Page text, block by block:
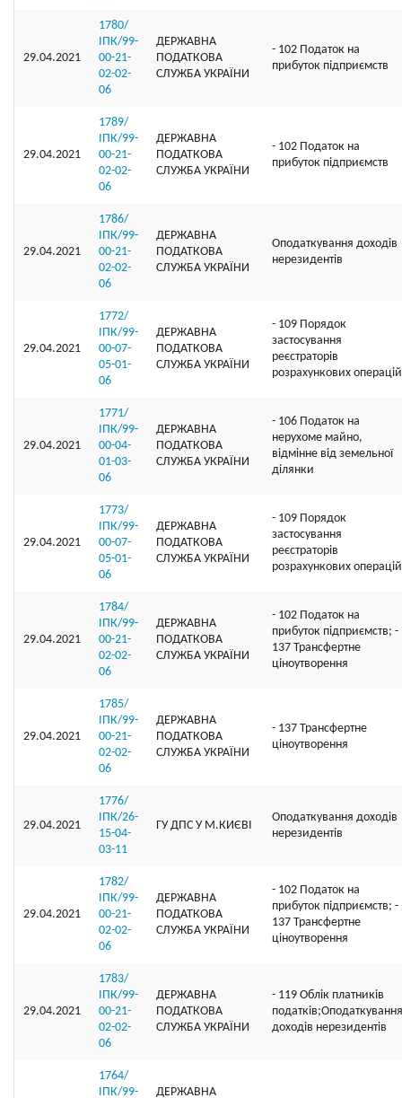
29.04.2021
1780/
ІПК/99-
00-21-
02-02-
06
ДЕРЖАВНА
ПОДАТКОВА
СЛУЖБА УКРАЇНИ
- 102 Податок на
прибуток підприємств
29.04.2021
1789/
ІПК/99-
00-21-
02-02-
06
ДЕРЖАВНА
ПОДАТКОВА
СЛУЖБА УКРАЇНИ
- 102 Податок на
прибуток підприємств
29.04.2021
1786/
ІПК/99-
00-21-
02-02-
06
ДЕРЖАВНА
ПОДАТКОВА
СЛУЖБА УКРАЇНИ
Оподаткування доходів
нерезидентів
29.04.2021
1772/
ІПК/99-
00-07-
05-01-
06
ДЕРЖАВНА
ПОДАТКОВА
СЛУЖБА УКРАЇНИ
- 109 Порядок
застосування
реєстраторів
розрахункових операцій
29.04.2021
1771/
ІПК/99-
00-04-
01-03-
06
ДЕРЖАВНА
ПОДАТКОВА
СЛУЖБА УКРАЇНИ
- 106 Податок на
нерухоме майно,
відмінне від земельної
ділянки
29.04.2021
1773/
ІПК/99-
00-07-
05-01-
06
ДЕРЖАВНА
ПОДАТКОВА
СЛУЖБА УКРАЇНИ
- 109 Порядок
застосування
реєстраторів
розрахункових операцій
29.04.2021
1784/
ІПК/99-
00-21-
02-02-
06
ДЕРЖАВНА
ПОДАТКОВА
СЛУЖБА УКРАЇНИ
- 102 Податок на
прибуток підприємств; -
137 Трансфертне
ціноутворення
29.04.2021
1785/
ІПК/99-
00-21-
02-02-
06
ДЕРЖАВНА
ПОДАТКОВА
СЛУЖБА УКРАЇНИ
- 137 Трансфертне
ціноутворення
29.04.2021
1776/
ІПК/26-
15-04-
03-11
ГУ ДПС У М.КИЄВІ
Оподаткування доходів
нерезидентів
29.04.2021
1782/
ІПК/99-
00-21-
02-02-
06
ДЕРЖАВНА
ПОДАТКОВА
СЛУЖБА УКРАЇНИ
- 102 Податок на
прибуток підприємств; -
137 Трансфертне
ціноутворення
29.04.2021
1783/
ІПК/99-
00-21-
02-02-
06
ДЕРЖАВНА
ПОДАТКОВА
СЛУЖБА УКРАЇНИ
- 119 Облік платників
податків;Оподаткування
доходів нерезидентів
1764/
ІПК/99-
ДЕРЖАВНА